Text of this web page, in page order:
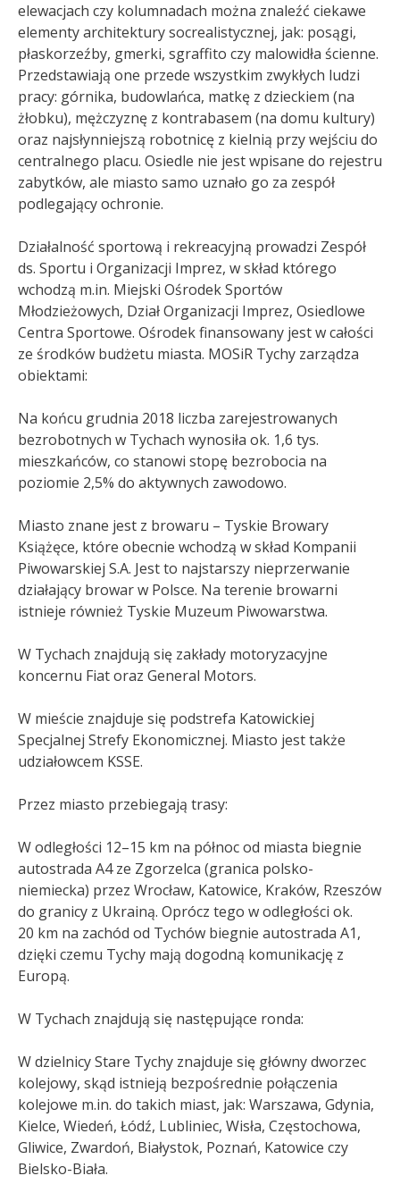
elewacjach czy kolumnadach można znaleźć ciekawe
elementy architektury socrealistycznej, jak: posągi,
płaskorzeźby, gmerki, sgraffito czy malowidła ścienne.
Przedstawiają one przede wszystkim zwykłych ludzi
pracy: górnika, budowlańca, matkę z dzieckiem (na
żłobku), mężczyznę z kontrabasem (na domu kultury)
oraz najsłynniejszą robotnicę z kielnią przy wejściu do
centralnego placu. Osiedle nie jest wpisane do rejestru
zabytków, ale miasto samo uznało go za zespół
podlegający ochronie.
Działalność sportową i rekreacyjną prowadzi Zespół
ds. Sportu i Organizacji Imprez, w skład którego
wchodzą m.in. Miejski Ośrodek Sportów
Młodzieżowych, Dział Organizacji Imprez, Osiedlowe
Centra Sportowe. Ośrodek finansowany jest w całości
ze środków budżetu miasta. MOSiR Tychy zarządza
obiektami:
Na końcu grudnia 2018 liczba zarejestrowanych
bezrobotnych w Tychach wynosiła ok. 1,6 tys.
mieszkańców, co stanowi stopę bezrobocia na
poziomie 2,5% do aktywnych zawodowo.
Miasto znane jest z browaru – Tyskie Browary
Książęce, które obecnie wchodzą w skład Kompanii
Piwowarskiej S.A. Jest to najstarszy nieprzerwanie
działający browar w Polsce. Na terenie browarni
istnieje również Tyskie Muzeum Piwowarstwa.
W Tychach znajdują się zakłady motoryzacyjne
koncernu Fiat oraz General Motors.
W mieście znajduje się podstrefa Katowickiej
Specjalnej Strefy Ekonomicznej. Miasto jest także
udziałowcem KSSE.
Przez miasto przebiegają trasy:
W odległości 12–15 km na północ od miasta biegnie
autostrada A4 ze Zgorzelca (granica polsko-
niemiecka) przez Wrocław, Katowice, Kraków, Rzeszów
do granicy z Ukrainą. Oprócz tego w odległości ok.
20 km na zachód od Tychów biegnie autostrada A1,
dzięki czemu Tychy mają dogodną komunikację z
Europą.
W Tychach znajdują się następujące ronda:
W dzielnicy Stare Tychy znajduje się główny dworzec
kolejowy, skąd istnieją bezpośrednie połączenia
kolejowe m.in. do takich miast, jak: Warszawa, Gdynia,
Kielce, Wiedeń, Łódź, Lubliniec, Wisła, Częstochowa,
Gliwice, Zwardoń, Białystok, Poznań, Katowice czy
Bielsko-Biała.